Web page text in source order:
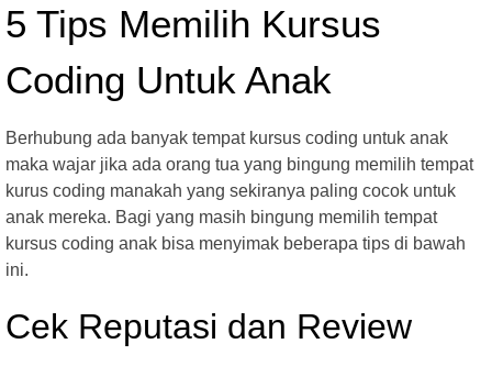
5 Tips Memilih Kursus
Coding Untuk Anak
Berhubung ada banyak tempat kursus coding untuk anak
maka wajar jika ada orang tua yang bingung memilih tempat
kurus coding manakah yang sekiranya paling cocok untuk
anak mereka. Bagi yang masih bingung memilih tempat
kursus coding anak bisa menyimak beberapa tips di bawah
ini.
Cek Reputasi dan Review